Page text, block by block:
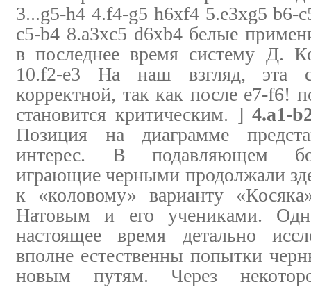
3...g5-h4 4.f4-g5 h6xf4 5.e3xg5 b6-
c5-b4 8.a3xc5 d6xb4 белые
в последнее время систему Д.
10.f2-e3 На наш взгляд, эта
корректной, так как после e7-f6!
становится критическим. ]4.a1-
Позиция на диаграмме
интерес. В подавляющем
играющие черными продолжали
к «коловому» варианту
Натовым и его учениками.
настоящее время детально
вполне естественны попытки
новым путям. Через